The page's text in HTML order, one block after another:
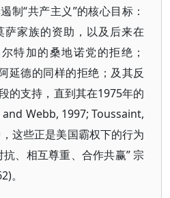
制“共产主义”的核心目标：
家族的资助，以及后来在
特加的桑地诺党的拒绝；
延德的同样的拒绝；及其反
的支持，直到其在1975年的
Webb, 1997; Toussaint,
这些正是美国霸权下的行为
、相互尊重、合作共赢” 宗
。